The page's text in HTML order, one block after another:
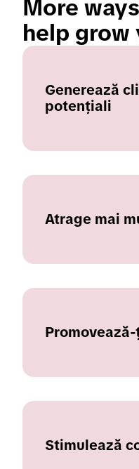
More
help grow
Generează
potențiali
Atrage mai
Stimulează